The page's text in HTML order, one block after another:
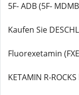
5F- ADB (5F-
Kaufen Sie
Fluorexetamin
KETAMIN R-